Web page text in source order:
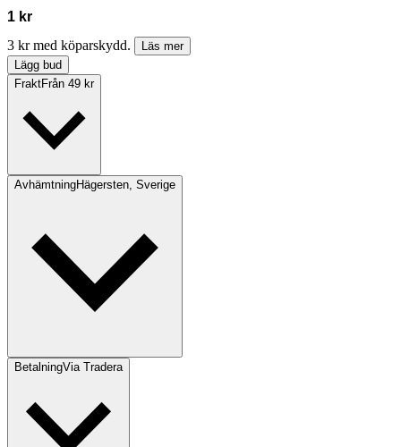
1 kr
3 kr med köparskydd.
Läs mer
Lägg bud
FraktFrån 49 kr
AvhämtningHägersten, Sverige
BetalningVia Tradera